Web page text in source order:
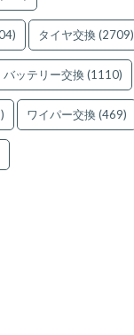
タイヤ交換(2709)
バッテリー交換(1110)
ワイパー交換(469)